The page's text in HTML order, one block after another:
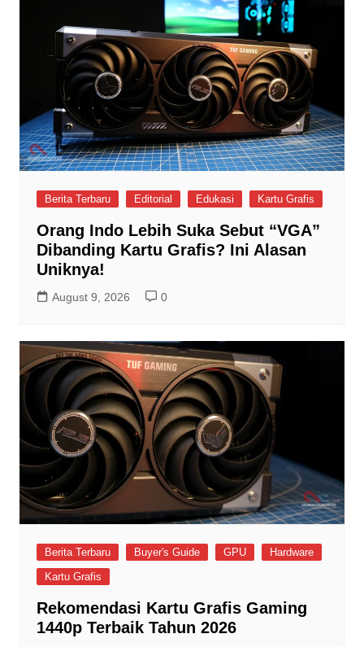
Berita Terbaru Editorial Edukasi Kartu Grafis
Orang Indo Lebih Suka Sebut “VGA”
Dibanding Kartu Grafis? Ini Alasan
Uniknya!
August 9, 2026 0
Berita Terbaru Buyer's Guide GPU
Hardware
Kartu Grafis
Rekomendasi Kartu Grafis Gaming
1440p Terbaik Tahun 2026